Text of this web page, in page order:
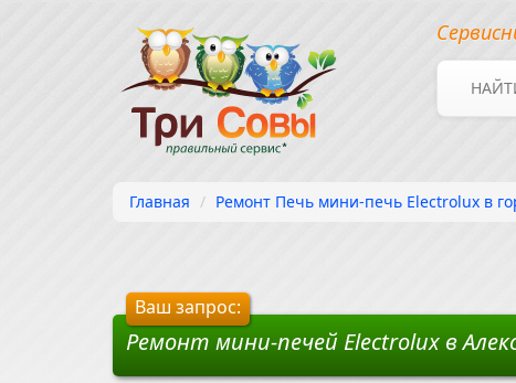
Главная Ремонт Печь мини-печь Electrolux в
Ваш запрос:
Ремонт мини-печей Electrolux в